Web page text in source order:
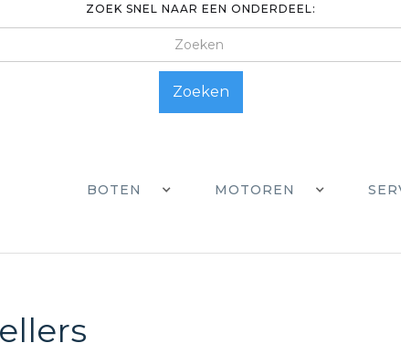
ZOEK SNEL NAAR EEN ONDERDEEL:
BOTEN MOTOREN